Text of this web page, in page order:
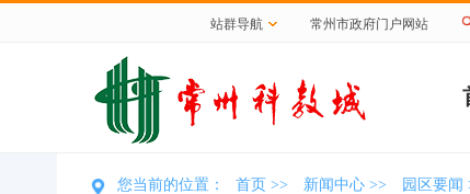
站群导航 常州市政府门户网站
您当前的位置： 首页 >> 新闻中心 >> 园区要闻